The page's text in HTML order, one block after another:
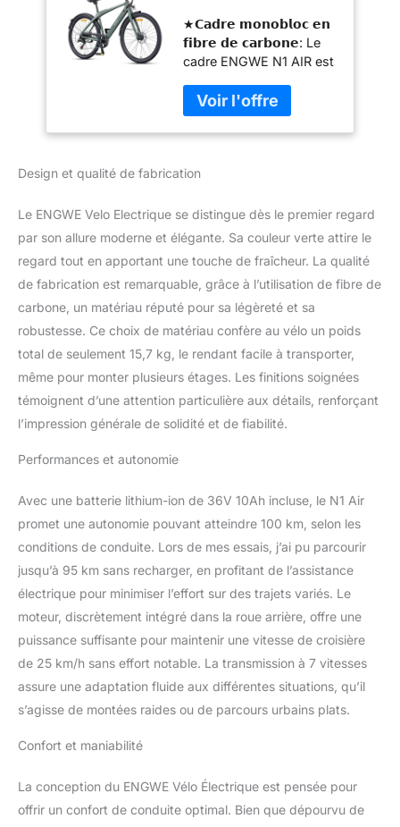
Batterie 36V 10Ah,
VTT Homme Adulte
avec Support de
Couple,
Transmission à 7
Vitesses avec APP
et Bluetooth, BIS
★𝗖𝗮𝗱𝗿𝗲 𝗺𝗼𝗻𝗼𝗯𝗹𝗼𝗰 𝗲𝗻
𝗳𝗶𝗯𝗿𝗲 𝗱𝗲 𝗰𝗮𝗿𝗯𝗼𝗻𝗲: Le
cadre ENGWE N1 AIR est
matériaux en fibre de
𝗰𝗮𝗿𝗯𝗼𝗻𝗲 𝗱𝗲 𝗵𝗮𝘂𝘁𝗲
𝗾𝘂𝗮𝗹𝗶𝘁é et est monobloc
a une 𝗺𝗲𝗶𝗹𝗹𝗲𝘂𝗿𝗲
et est plus 𝗹é𝗴𝗲𝗿 avec la
même rigidité et
résistance. 𝟭𝟱,𝟲 𝗸𝗴, plus
léger, ce qui rend vos
déplacements en ville
moins stressants et plus
efficaces. ★𝗦𝘆𝘀𝘁è𝗺𝗲
𝗠𝗜𝗩𝗜𝗖𝗘: ENGWE N1 AIR
est équipé d'un 𝗺𝗼𝘁𝗲𝘂𝗿
à 𝗿𝗼𝘁𝗼𝗿 𝗶𝗻𝘁𝗲𝗿𝗻𝗲, plus
𝗽𝗲𝘁𝗶𝘁 𝗲𝘁 𝗽𝗹𝘂𝘀 𝗹é𝗴𝗲𝗿 et a
𝗰𝗼𝘂𝗽𝗹𝗲 par rapport à un
peut détecter avec
précision chacun de vos
pas et rendre la
𝗰𝗼𝗻𝗱𝘂𝗶𝘁𝗲 𝗽𝗹𝘂𝘀 𝗱𝗼𝘂𝗰𝗲
𝗲𝘁 𝗽𝗹𝘂𝘀 𝘀û𝗿𝗲 𝘀𝗮𝗻𝘀
𝗱é𝗹𝗮𝗶. ★𝗧𝗿è𝘀 𝗹𝗼𝗻𝗴𝘂𝗲
𝗱𝘂𝗿é𝗲 𝗱𝗲 𝘃𝗶𝗲 𝗱𝗲 𝗹𝗮
𝗯𝗮𝘁𝘁𝗲𝗿𝗶𝗲: 𝗯𝗮𝘁𝘁𝗲𝗿𝗶𝗲
𝗿𝗲𝗺𝗽𝗹𝗮ç𝗮𝗯𝗹𝗲 𝟯𝟲𝗩
jusqu'à 𝟭𝟬𝟬𝗸𝗺 en mode
𝗲𝘅𝗽é𝗿𝗶𝗲𝗻𝗰𝗲, rendant la
conduite plus
Design et qualité de fabrication
Le ENGWE Velo Electrique se distingue dès le premier regard
par son allure moderne et élégante. Sa couleur verte attire le
regard tout en apportant une touche de fraîcheur. La qualité
de fabrication est remarquable, grâce à l’utilisation de fibre de
carbone, un matériau réputé pour sa légèreté et sa
robustesse. Ce choix de matériau confère au vélo un poids
total de seulement 15,7 kg, le rendant facile à transporter,
même pour monter plusieurs étages. Les finitions soignées
témoignent d’une attention particulière aux détails, renforçant
l’impression générale de solidité et de fiabilité.
Performances et autonomie
Avec une batterie lithium-ion de 36V 10Ah incluse, le N1 Air
promet une autonomie pouvant atteindre 100 km, selon les
conditions de conduite. Lors de mes essais, j’ai pu parcourir
jusqu’à 95 km sans recharger, en profitant de l’assistance
électrique pour minimiser l’effort sur des trajets variés. Le
moteur, discrètement intégré dans la roue arrière, offre une
puissance suffisante pour maintenir une vitesse de croisière
de 25 km/h sans effort notable. La transmission à 7 vitesses
assure une adaptation fluide aux différentes situations, qu’il
s’agisse de montées raides ou de parcours urbains plats.
Confort et maniabilité
La conception du ENGWE Vélo Électrique est pensée pour
offrir un confort de conduite optimal. Bien que dépourvu de